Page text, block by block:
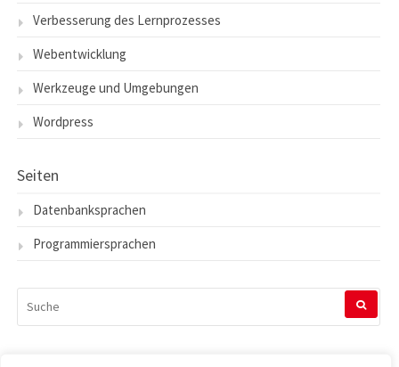
Verbesserung des Lernprozesses
Webentwicklung
Werkzeuge und Umgebungen
Wordpress
Seiten
Datenbanksprachen
Programmiersprachen
NACH: